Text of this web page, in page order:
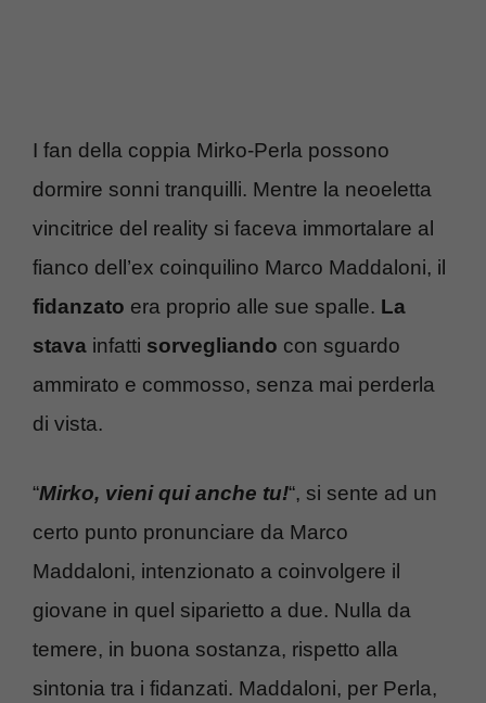
I fan della coppia Mirko-Perla possono
dormire sonni tranquilli. Mentre la neoeletta
vincitrice del reality si faceva immortalare al
fianco dell’ex coinquilino Marco Maddaloni, il
fidanzato era proprio alle sue spalle. La
stava infatti sorvegliando con sguardo
ammirato e commosso, senza mai perderla
di vista.
“Mirko, vieni qui anche tu!“, si sente ad un
certo punto pronunciare da Marco
Maddaloni, intenzionato a coinvolgere il
giovane in quel siparietto a due. Nulla da
temere, in buona sostanza, rispetto alla
sintonia tra i fidanzati. Maddaloni, per Perla,